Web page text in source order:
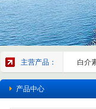
主营产品： 白介
产品中心